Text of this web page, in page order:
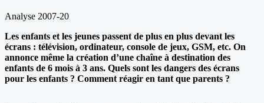
Analyse 2007-20
Les enfants et les jeunes passent de plus en plus devant les
écrans : télévision, ordinateur, console de jeux, GSM, etc. On
annonce même la création d’une chaîne à destination des
enfants de 6 mois à 3 ans. Quels sont les dangers des écrans
pour les enfants ? Comment réagir en tant que parents ?